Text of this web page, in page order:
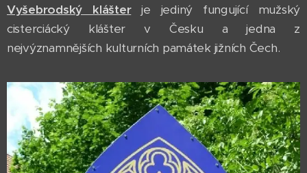
Vyšebrodský klášter
je jediný fungující mužský
cisterciácký klášter v Česku a jedna z
nejvýznamnějších kulturních památek jižních Čech.